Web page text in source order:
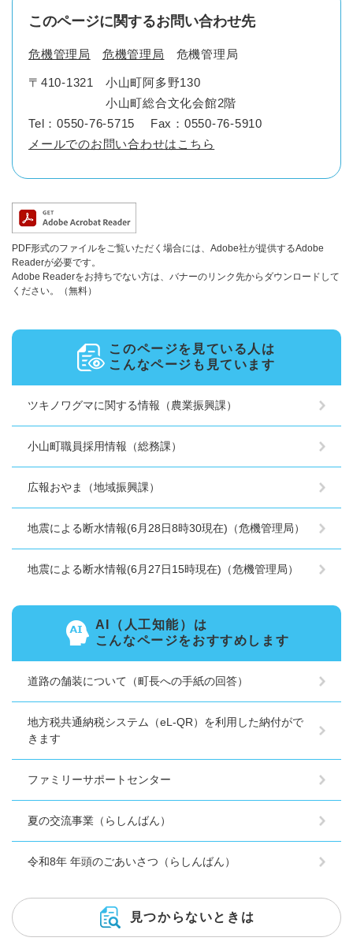
このページに関するお問い合わせ先
危機管理局 危機管理局 危機管理局
〒410-1321
小山町阿多野130
小山町総合文化会館2階
Tel：0550-76-5715
Fax：0550-76-5910
メールでのお問い合わせはこちら
PDF形式のファイルをご覧いただく場合には、Adobe社が提供するAdobe
Readerが必要です。
Adobe Readerをお持ちでない方は、バナーのリンク先からダウンロードして
ください。（無料）
このページを見ている人は
こんなページも見ています
ツキノワグマに関する情報（農業振興課）
小山町職員採用情報（総務課）
広報おやま（地域振興課）
地震による断水情報(6月28日8時30現在)（危機管理局）
地震による断水情報(6月27日15時現在)（危機管理局）
AI（人工知能）は
こんなページをおすすめします
道路の舗装について（町長への手紙の回答）
地方税共通納税システム（eL-QR）を利用した納付がで
きます
ファミリーサポートセンター
夏の交流事業（らしんばん）
令和8年 年頭のごあいさつ（らしんばん）
見つからないときは